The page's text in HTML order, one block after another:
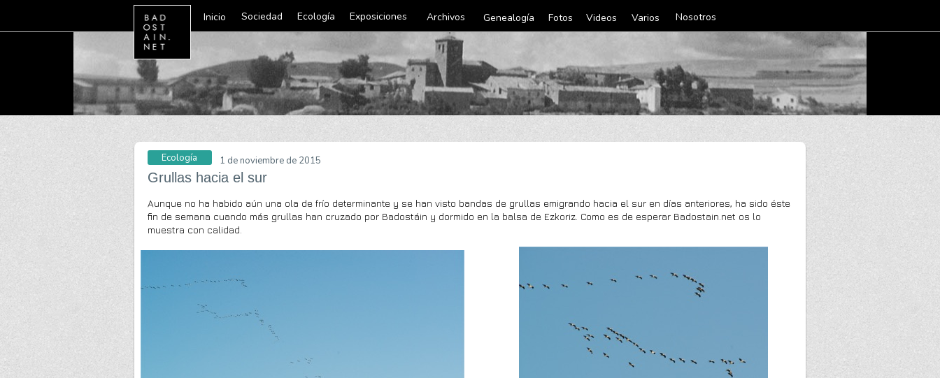
Inicio Sociedad Ecología Exposiciones Archivos Genealogía Fotos Videos Varios Nosotros
Ecología 1 de noviembre de 2015
Grullas hacia el sur
Aunque no ha habido aún una ola de frío determinante y se han visto bandas de grullas emigrando hacia el sur en días anteriores, ha sido éste
fin de semana cuando más grullas han cruzado por Badostáin y dormido en la balsa de Ezkoriz. Como es de esperar Badostain.net os lo
muestra con calidad.